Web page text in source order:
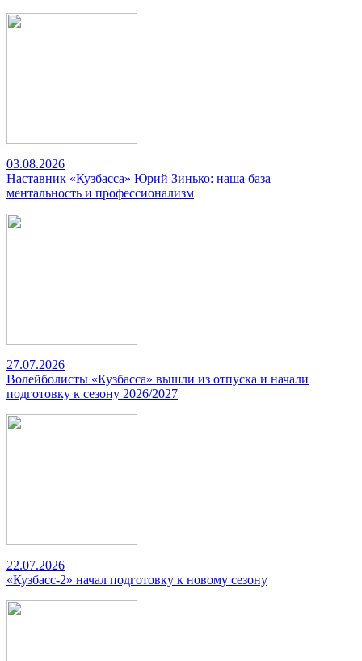
03.08.2026
Наставник «Кузбасса» Юрий Зинько: наша база –
ментальность и профессионализм
27.07.2026
Волейболисты «Кузбасса» вышли из отпуска и начали
подготовку к сезону 2026/2027
22.07.2026
«Кузбасс-2» начал подготовку к новому сезону